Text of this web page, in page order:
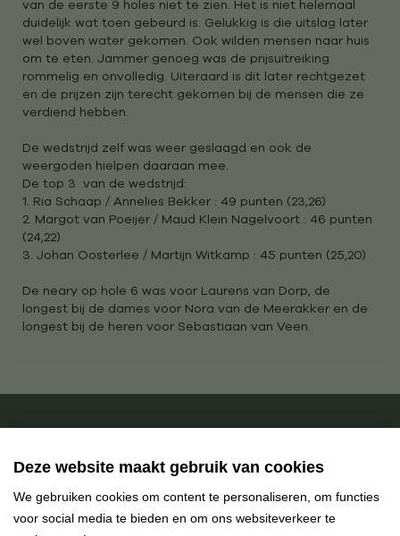
Deze website maakt gebruik van cookies
We gebruiken cookies om content te personaliseren, om functies
voor social media te bieden en om ons websiteverkeer te
van de eerste 9 holes niet te zien. Het is niet helemaal
duidelijk wat toen gebeurd is. Gelukkig is die uitslag later
wel boven water gekomen. Ook wilden mensen naar huis
om te eten. Jammer genoeg was de prijsuitreiking
rommelig en onvolledig. Uiteraard is dit later rechtgezet
en de prijzen zijn terecht gekomen bij de mensen die ze
verdiend hebben.
De wedstrijd zelf was weer geslaagd en ook de
weergoden hielpen daaraan mee.
De top 3 van de wedstrijd:
1. Ria Schaap / Annelies Bekker : 49 punten (23,26)
2. Margot van Poeijer / Maud Klein Nagelvoort : 46 punten
(24,22)
3. Johan Oosterlee / Martijn Witkamp : 45 punten (25,20)
De neary op hole 6 was voor Laurens van Dorp, de
longest bij de dames voor Nora van de Meerakker en de
longest bij de heren voor Sebastiaan van Veen.
je kunnen betekenen?
Neem contact met ons op, wij helpen je graag verder.